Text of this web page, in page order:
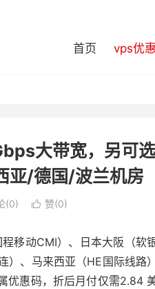
首页 vps优
大带宽，另可
亚/德国/波兰机房
(0)  赞(0)
移动CMI）、日本大阪（软银
）、马来西亚（HE国际线路
优惠码，折后月付仅需2.84